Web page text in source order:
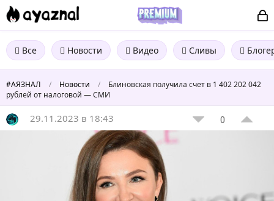
Все Новости Видео Сливы
#АЯЗНАЛ / Новости /
Блиновская получила счет в 1 402 202 042
рублей от налоговой — СМИ
29.11.2023 в 18:43 0